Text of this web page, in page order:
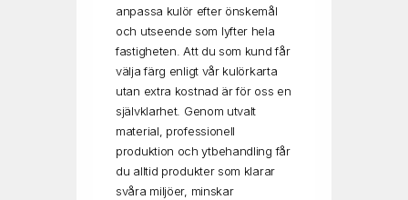
anpassa kulör efter önskemål
och utseende som lyfter hela
fastigheten. Att du som kund får
välja färg enligt vår kulörkarta
utan extra kostnad är för oss en
självklarhet. Genom utvalt
material, professionell
produktion och ytbehandling får
du alltid produkter som klarar
svåra miljöer, minskar